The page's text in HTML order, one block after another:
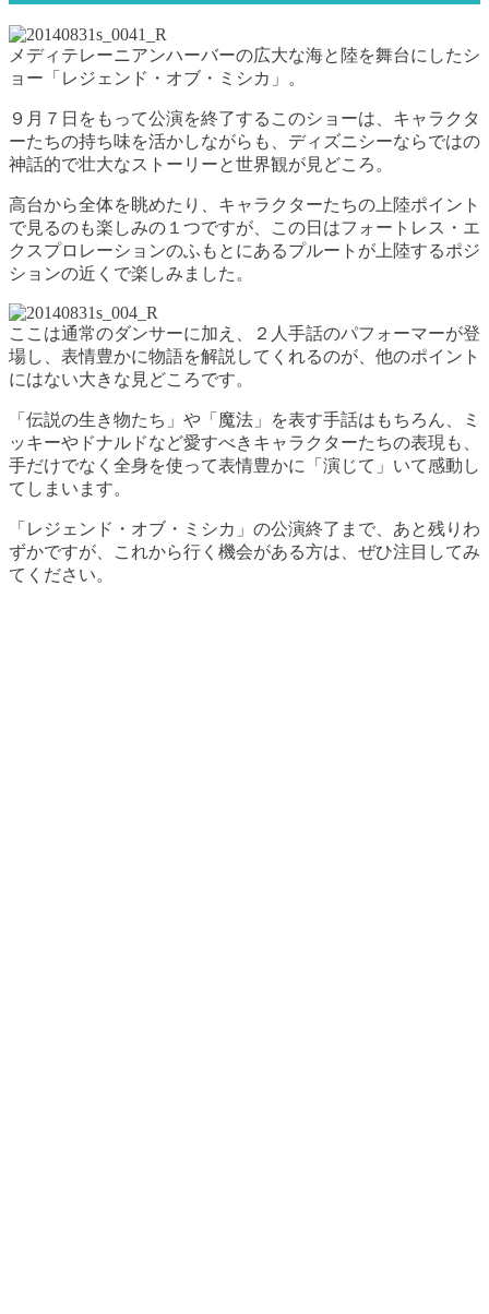
メディテレーニアンハーバーの広大な海と陸を舞台にしたシ
ョー「レジェンド・オブ・ミシカ」。
９月７日をもって公演を終了するこのショーは、キャラクタ
ーたちの持ち味を活かしながらも、ディズニシーならではの
神話的で壮大なストーリーと世界観が見どころ。
高台から全体を眺めたり、キャラクターたちの上陸ポイント
で見るのも楽しみの１つですが、この日はフォートレス・エ
クスプロレーションのふもとにあるプルートが上陸するポジ
ションの近くで楽しみました。
ここは通常のダンサーに加え、２人手話のパフォーマーが登
場し、表情豊かに物語を解説してくれるのが、他のポイント
にはない大きな見どころです。
「伝説の生き物たち」や「魔法」を表す手話はもちろん、ミ
ッキーやドナルドなど愛すべきキャラクターたちの表現も、
手だけでなく全身を使って表情豊かに「演じて」いて感動し
てしまいます。
「レジェンド・オブ・ミシカ」の公演終了まで、あと残りわ
ずかですが、これから行く機会がある方は、ぜひ注目してみ
てください。